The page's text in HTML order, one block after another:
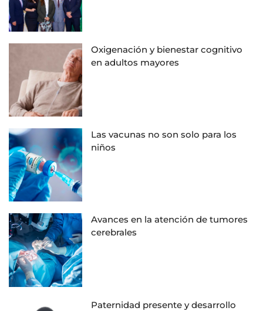
Oxigenación y bienestar cognitivo
en adultos mayores
Las vacunas no son solo para los
niños
Avances en la atención de tumores
cerebrales
Paternidad presente y desarrollo